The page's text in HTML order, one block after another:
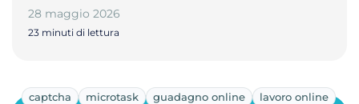
28 maggio 2026
23 minuti di lettura
captcha microtask guadagno online lavoro online